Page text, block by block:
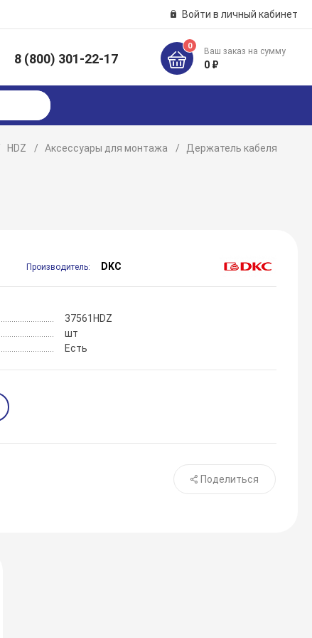
Войти в личный кабинет
8 (800) 301-22-17
0
Ваш заказ на сумму
0 ₽
HDZ Аксессуары для монтажа
Держатель кабеля
Производитель: DKC
37561HDZ
шт
Есть
Поделиться